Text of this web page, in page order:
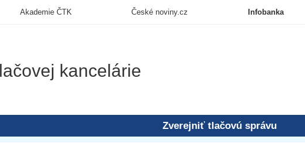
kancelárie
Zverejniť tlačovú správu
Infobanka
Akademie ČTK České noviny.cz